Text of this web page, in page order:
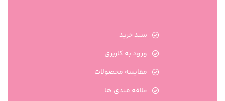
سبد خرید
ورود به کاربری
مقایسه محصولات
علاقه مندی ها